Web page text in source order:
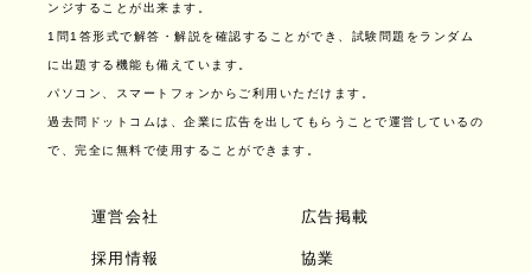
ンジすることが出来ます。
1問1答形式で解答・解説を確認することができ、試験問題をランダム
に出題する機能も備えています。
パソコン、スマートフォンからご利用いただけます。
過去問ドットコムは、企業に広告を出してもらうことで運営しているの
で、完全に無料で使用することができます。
運営会社 広告掲載
採用情報 協業